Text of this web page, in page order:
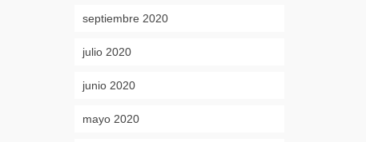
septiembre 2020
julio 2020
junio 2020
mayo 2020